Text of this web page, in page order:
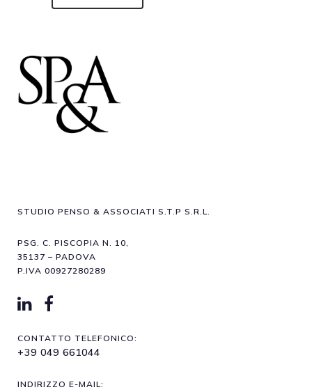
STUDIO PENSO & ASSOCIATI S.T.P S.R.L.
PSG. C. PISCOPIA N. 10,
35137 – PADOVA
P.IVA 00927280289
CONTATTO TELEFONICO:
+39 049 661044
INDIRIZZO E-MAIL: